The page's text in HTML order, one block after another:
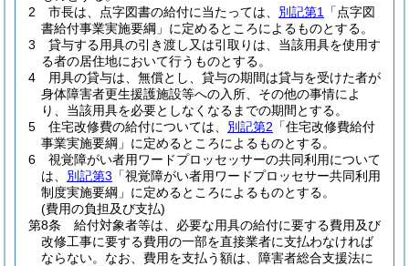
2
市長は、点字図書の給付に当たっては、 別記第1
「点字図
書給付事業実施要綱」に定めるところによるものとする。
3
貸与する用具の引き渡し又は引取りは、当該用具を使用す
る者の居住地において行うものとする。
4
用具の貸与は、無償とし、貸与の期間は貸与を受けた者が
身体障害者更生援護施設等への入所、その他の事情によ
り、当該用具を必要としなくなるまでの期間とする。
5
住宅改修費の給付については、 別記第2 「住宅改修費給付
事業実施要綱」に定めるところによるものとする。
6
視覚障がい者用ワードプロッセッサーの共同利用について
は、 別記第3 「視覚障がい者用ワードプロッセサー共同利用
制度実施要綱」に定めるところによるものとする。
(費用の負担及び支払)
第8条
給付対象者等は、必要な用具の給付に要する費用及び
改修工事に要する費用の一部を直接業者に支払わなければ
ならない。 なお、費用を支払う額は、障害者総合支援法に